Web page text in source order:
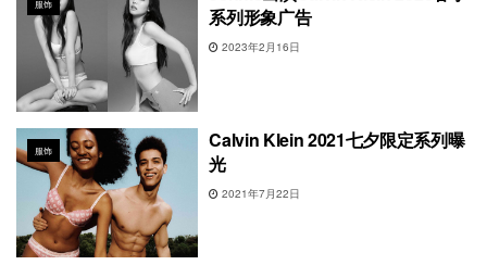
服饰
系列形象广告
2023年2月16日
服饰
Calvin Klein 2021七夕限定系列曝
光
2021年7月22日